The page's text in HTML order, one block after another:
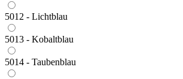
5012 - Lichtblau
5013 - Kobaltblau
5014 - Taubenblau